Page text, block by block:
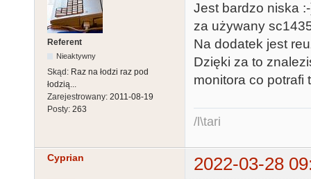
Referent
Nieaktywny
Skąd: Raz na łodzi raz pod
łodzią...
Zarejestrowany: 2011-08-19
Posty: 263
Jest bardzo niska
za używany
Na dodatek jest
Dzięki za to
monitora co potrafi
/l\tari
Cyprian 2022-03-28